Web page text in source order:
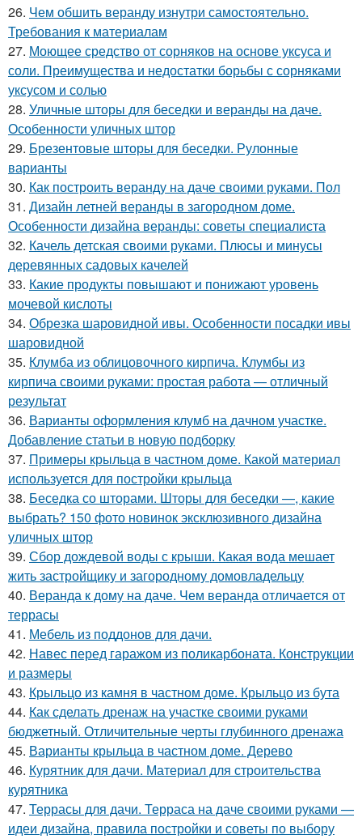
26. Чем обшить веранду изнутри самостоятельно.
Требования к материалам
27. Моющее средство от сорняков на основе уксуса и
соли. Преимущества и недостатки борьбы с сорняками
уксусом и солью
28. Уличные шторы для беседки и веранды на даче.
Особенности уличных штор
29. Брезентовые шторы для беседки. Рулонные
варианты
30. Как построить веранду на даче своими руками. Пол
31. Дизайн летней веранды в загородном доме.
Особенности дизайна веранды: советы специалиста
32. Качель детская своими руками. Плюсы и минусы
деревянных садовых качелей
33. Какие продукты повышают и понижают уровень
мочевой кислоты
34. Обрезка шаровидной ивы. Особенности посадки ивы
шаровидной
35. Клумба из облицовочного кирпича. Клумбы из
кирпича своими руками: простая работа — отличный
результат
36. Варианты оформления клумб на дачном участке.
Добавление статьи в новую подборку
37. Примеры крыльца в частном доме. Какой материал
используется для постройки крыльца
38. Беседка со шторами. Шторы для беседки —, какие
выбрать? 150 фото новинок эксклюзивного дизайна
уличных штор
39. Сбор дождевой воды с крыши. Какая вода мешает
жить застройщику и загородному домовладельцу
40. Веранда к дому на даче. Чем веранда отличается от
террасы
41. Мебель из поддонов для дачи.
42. Навес перед гаражом из поликарбоната. Конструкции
и размеры
43. Крыльцо из камня в частном доме. Крыльцо из бута
44. Как сделать дренаж на участке своими руками
бюджетный. Отличительные черты глубинного дренажа
45. Варианты крыльца в частном доме. Дерево
46. Курятник для дачи. Материал для строительства
курятника
47. Террасы для дачи. Терраса на даче своими руками —
идеи дизайна, правила постройки и советы по выбору